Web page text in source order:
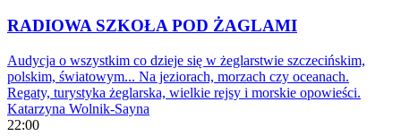
RADIOWA SZKOŁA POD ŻAGLAMI
Audycja o wszystkim co dzieje się w żeglarstwie szczecińskim,
polskim, światowym... Na jeziorach, morzach czy oceanach.
Regaty, turystyka żeglarska, wielkie rejsy i morskie opowieści.
Katarzyna Wolnik-Sayna
22:00